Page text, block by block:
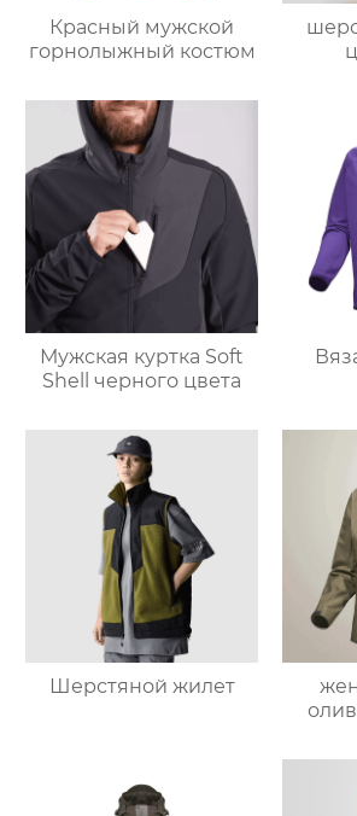
Красный мужской
горнолыжный костюм
Мужская куртка Soft
Shell черного цвета
Шерстяной жилет